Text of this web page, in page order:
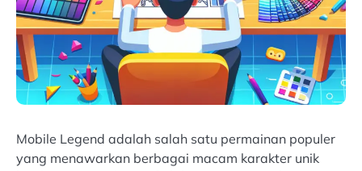
Mobile Legend adalah salah satu permainan populer
yang menawarkan berbagai macam karakter unik